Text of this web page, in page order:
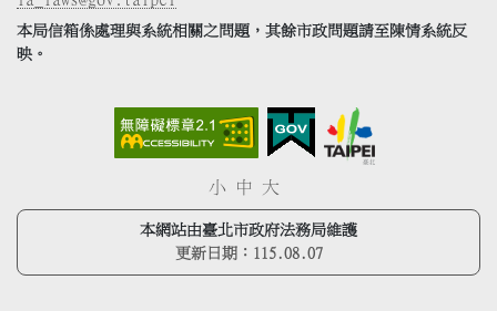
本局信箱係處理與系統相關之問題，其餘市政問題請至陳情系統反
映。
小 中 大
本網站由臺北市政府法務局維護
更新日期： 115.08.07